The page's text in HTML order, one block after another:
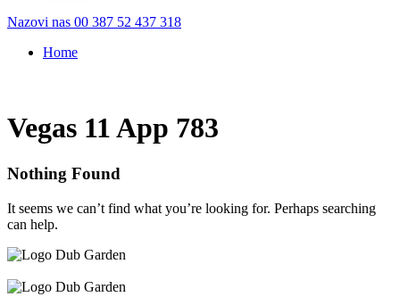
Nazovi nas 00 387 52 437 318
Home
Vegas 11 App 783
Nothing Found
It seems we can’t find what you’re looking for. Perhaps searching
can help.